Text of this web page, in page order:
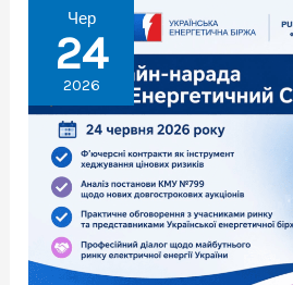
енергії
від
InterConti
Trading
члена
ГС
«Енергетичний
Союз»
Чер
24
2026